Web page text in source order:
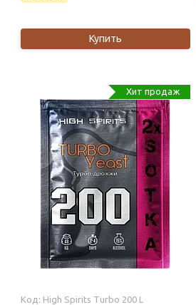
Купить
Хит продаж
High Spirits Turbo 200 L